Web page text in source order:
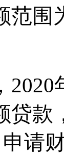
范围
2020
贷款
申请